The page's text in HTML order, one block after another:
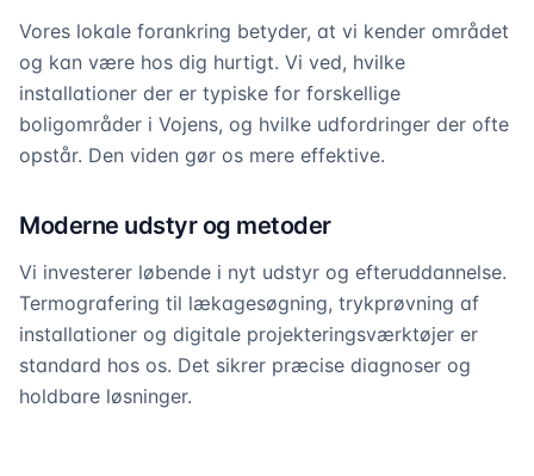
Vores lokale forankring betyder, at vi kender området
og kan være hos dig hurtigt. Vi ved, hvilke
installationer der er typiske for forskellige
boligområder i Vojens, og hvilke udfordringer der ofte
opstår. Den viden gør os mere effektive.
Moderne udstyr og metoder
Vi investerer løbende i nyt udstyr og efteruddannelse.
Termografering til lækagesøgning, trykprøvning af
installationer og digitale projekteringsværktøjer er
standard hos os. Det sikrer præcise diagnoser og
holdbare løsninger.